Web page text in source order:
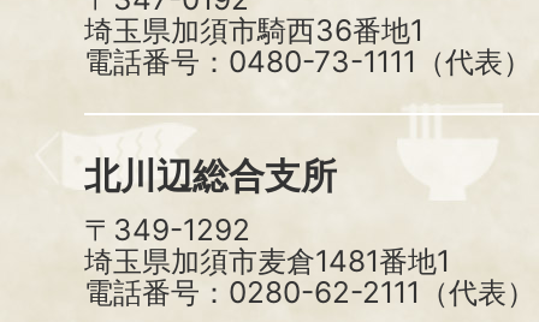
埼玉県加須市騎西36番地1
電話番号：0480-73-1111（代表）
北川辺総合支所
〒349-1292
埼玉県加須市麦倉1481番地1
電話番号：0280-62-2111（代表）